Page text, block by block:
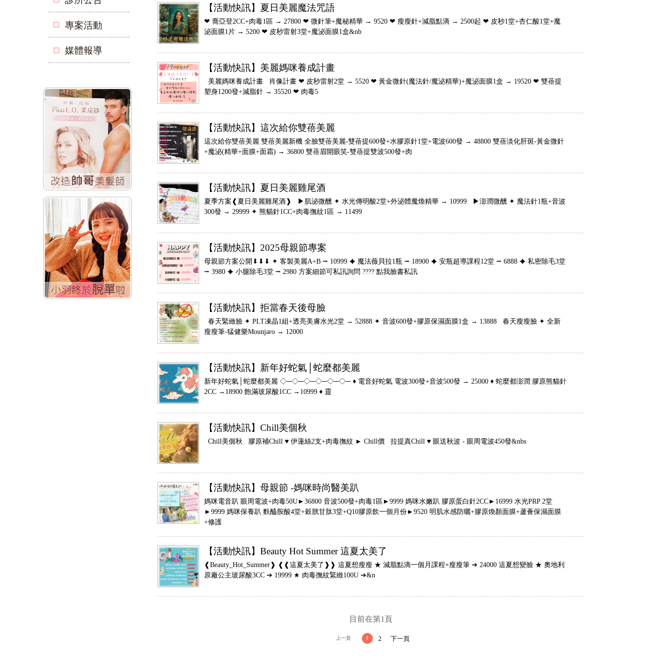
專案活動
媒體報導
【活動快訊】夏日美麗魔法咒語
❤ 喬亞登2CC+肉毒1區 → 27800 ❤ 微針筆+魔秘精華 → 9520 ❤ 瘦瘦針+減脂點滴 → 2500起 ❤ 皮秒1堂+杏仁酸1堂+魔
泌面膜1片 → 5200 ❤ 皮秒雷射3堂+魔泌面膜1盒&nb
【活動快訊】美麗媽咪養成計畫
美麗媽咪養成計畫 肖像計畫 ❤ 皮秒雷射2堂 → 5520 ❤ 黃金微針(魔法針/魔泌精華)+魔泌面膜1盒 → 19520 ❤ 雙蓓提
塑身1200發+減脂針 → 35520 ❤ 肉毒5
【活動快訊】這次給你雙蓓美麗
這次給你雙蓓美麗 雙蓓美麗新機 全臉雙蓓美麗-雙蓓提600發+水膠原針1堂+電波600發 → 48800 雙蓓淡化肝斑-黃金微針
+魔泌(精華+面膜+面霜) → 36800 雙蓓眉開眼笑-雙蓓提雙波500發+肉
【活動快訊】夏日美麗雞尾酒
夏季方案❰夏日美麗雞尾酒❱ ▶肌泌微醺 ✦ 水光傳明酸2堂+外泌體魔煥精華 → 10999 ▶澎潤微醺 ✦ 魔法針1瓶+音波
300發 → 29999 ✦ 熊貓針1CC+肉毒撫紋1區 → 11499
【活動快訊】2025母親節專案
母親節方案公開⬇︎⬇︎⬇︎ ✦ 客製美麗A+B ⭢ 10999 ✦ 魔法薇貝拉1瓶 ⭢ 18900 ✦ 安瓶超導課程12堂 ⭢ 6888 ✦ 私密除毛3堂
⭢ 3980 ✦ 小腿除毛3堂 ⭢ 2980 方案細節可私訊詢問 ???? 點我臉書私訊
【活動快訊】拒當春天後母臉
春天緊緻臉 ✦ PLT凍晶1組+透亮美膚水光2堂 → 52888 ✦ 音波600發+膠原保濕面膜1盒 → 13888 春天瘦瘦臉 ✦ 全新
瘦瘦筆-猛健樂Mounjaro → 12000
【活動快訊】新年好蛇氣│蛇麼都美麗
新年好蛇氣│蛇麼都美麗 ◇─◇─◇─◇─◇─◇─ ♦ 電音好蛇氣 電波300發+音波500發 → 25000 ♦ 蛇麼都澎潤 膠原熊貓針
2CC →18900 飽滿玻尿酸1CC →10999 ♦ 靈
【活動快訊】Chill美個秋
Chill美個秋 膠原補Chill ♥ 伊蓮絲2支+肉毒撫紋 ► Chill價 拉提真Chill ♥ 眼送秋波 - 眼周電波450發&nbs
【活動快訊】母親節 -媽咪時尚醫美趴
媽咪電音趴 眼周電波+肉毒50U►36800 音波500發+肉毒1區►9999 媽咪水嫩趴 膠原蛋白針2CC►16999 水光PRP 2堂
►9999 媽咪保養趴 麩醯胺酸4堂+穀胱甘肽3堂+Q10膠原飲一個月份►9520 明肌水感防曬+膠原煥顏面膜+蘆薈保濕面膜
+修護
【活動快訊】Beauty Hot Summer 這夏太美了
❰Beauty_Hot_Summer❱ ❰❰這夏太美了❱❱ 這夏想瘦瘦 ★ 減脂點滴一個月課程+瘦瘦筆 ➔ 24000 這夏想變臉 ★ 奧地利
原廠公主玻尿酸3CC ➔ 19999 ★ 肉毒撫紋緊緻100U ➔&n
目前在第1頁
上一頁 1 2 下一頁